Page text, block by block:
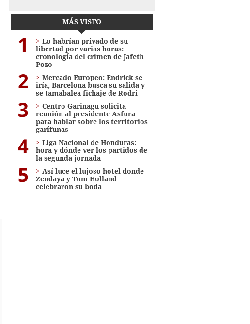
MÁS VISTO
1
Lo habrían privado de su
libertad por varias horas:
cronología del crimen de Jafeth
Pozo
2
Mercado Europeo: Endrick se
iría, Barcelona busca su salida y
se tamabalea fichaje de Rodri
3
Centro Garinagu solicita
reunión al presidente Asfura
para hablar sobre los territorios
garífunas
4
Liga Nacional de Honduras:
hora y dónde ver los partidos de
la segunda jornada
5
Así luce el lujoso hotel donde
Zendaya y Tom Holland
celebraron su boda